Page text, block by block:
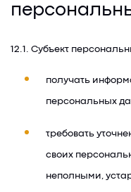
12.1. Субъект
получать
персональных
требовать
своих
неполными,